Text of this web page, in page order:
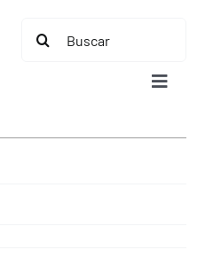
Buscar:
Toggle